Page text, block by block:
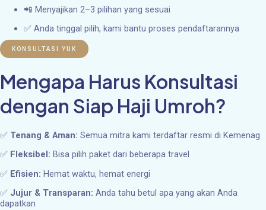
📲 Menyajikan 2–3 pilihan yang sesuai
✅ Anda tinggal pilih, kami bantu proses pendaftarannya
KONSULTASI YUK
Mengapa Harus Konsultasi
dengan Siap Haji Umroh?
✅ Tenang & Aman: Semua mitra kami terdaftar resmi di Kemenag
✅ Fleksibel: Bisa pilih paket dari beberapa travel
✅ Efisien: Hemat waktu, hemat energi
✅ Jujur & Transparan: Anda tahu betul apa yang akan Anda
dapatkan